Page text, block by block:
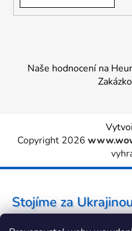
Naše hodnocení na
Copyright 2026
Stojíme za